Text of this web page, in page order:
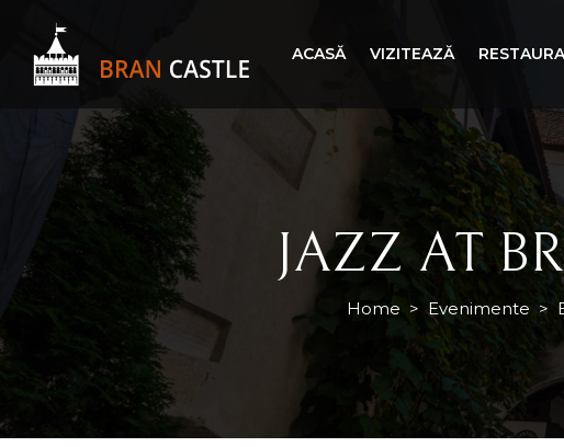
ACASĂ VIZITEAZĂ
JAZZ AT
Home >Evenimente >